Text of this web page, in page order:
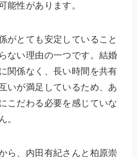
能性があります。
がとても安定していること
ない理由の一つです。結婚
関係なく、長い時間を共有
いが満足しているため、あ
こだわる必要を感じていな
。
ら、内田有紀さんと柏原崇